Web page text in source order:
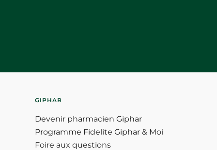
GIPHAR
Devenir pharmacien Giphar
Programme Fidelite Giphar & Moi
Foire aux questions